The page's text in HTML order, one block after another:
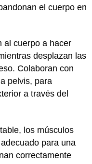
el cuerpo en
al cuerpo a hacer
desplazan las
Colaboran con
pelvis, para
a través del
los músculos
para una
correctamente